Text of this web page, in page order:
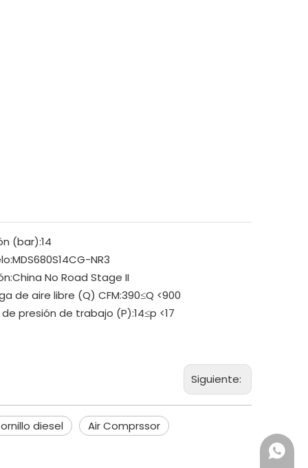
(bar):14
MDS680S14CG-NR3
China No Road Stage II
de aire libre (Q) CFM:390≤Q <900
de presión de trabajo (P):14≤p <17
Siguiente:
diesel Air Comprssor
+86